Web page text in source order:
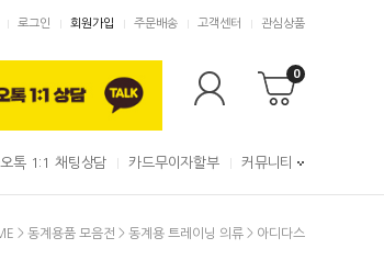
로그인 회원가입 주문배송 고객센터 관심상품
0
톡 1:1 채팅상담 카드무이자할부 커뮤니티
> 동계용품 모음전 > 동계용 트레이닝 의류 > 아디다스